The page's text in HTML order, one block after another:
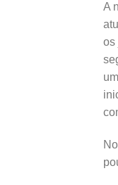
A
os